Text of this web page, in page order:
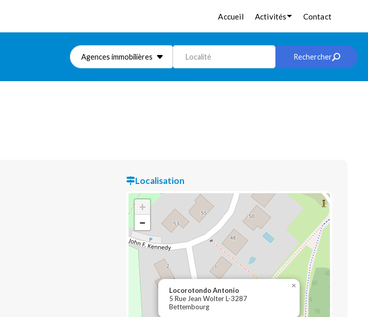
Accueil Activités Contact
Agences immobilières Localité Rechercher
Localisation
Locorotondo Antonio
5 Rue Jean Wolter L-3287
Bettembourg
×
+
−